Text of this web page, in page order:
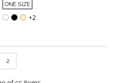
ONE SIZE
+2
2